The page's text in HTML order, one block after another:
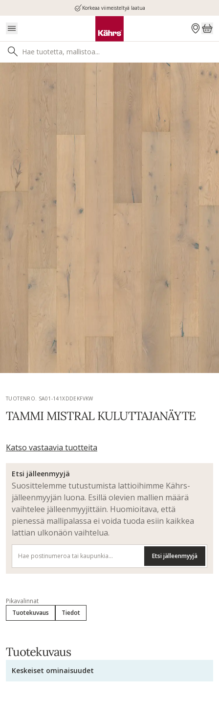
Korkeaa viimeisteltyä laatua
TUOTENRO. SA01-141XDDEKFVKW
TAMMI MISTRAL KULUTTAJANÄYTE
Katso vastaavia tuotteita
Etsi jälleenmyyjä
Suosittelemme tutustumista lattioihimme Kährs-
jälleenmyyjän luona. Esillä olevien mallien määrä
vaihtelee jälleenmyyjittäin. Huomioitava, että
pienessä mallipalassa ei voida tuoda esiin kaikkea
lattian ulkonäön vaihtelua.
Etsi jälleenmyyjä
Pikavalinnat
Tuotekuvaus
Tiedot
Tuotekuvaus
Keskeiset ominaisuudet